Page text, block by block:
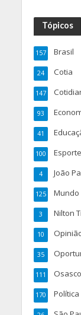
Tópicos
Brasil
157
Cotia
24
147
93
41
100
João
4
Mundo
125
Nilton
3
10
35
Osasco
111
Política
170